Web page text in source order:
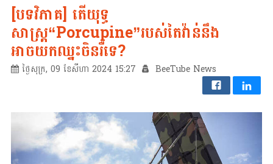
[បទវិភាគ] ​​តើយុទ្ធ
សាស្រ្ត“Porcupine”របស់តៃវ៉ាន់នឹង
អាចយកឈ្នះចិនរឺទេ?
ថ្ងៃសុក្រ, 09 ខែសីហា 2024 15:27 BeeTube News